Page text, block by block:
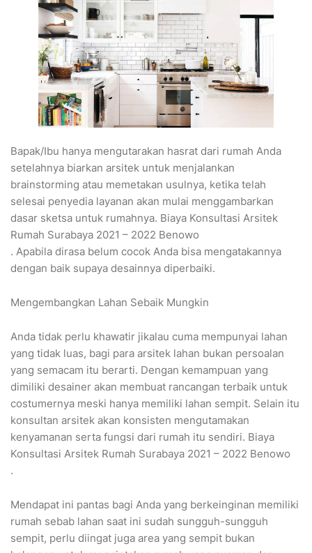
Bapak/Ibu hanya mengutarakan hasrat dari rumah Anda
setelahnya biarkan arsitek untuk menjalankan
brainstorming atau memetakan usulnya, ketika telah
selesai penyedia layanan akan mulai menggambarkan
dasar sketsa untuk rumahnya. Biaya Konsultasi Arsitek
Rumah Surabaya 2021 – 2022 Benowo
. Apabila dirasa belum cocok Anda bisa mengatakannya
dengan baik supaya desainnya diperbaiki.
Mengembangkan Lahan Sebaik Mungkin
Anda tidak perlu khawatir jikalau cuma mempunyai lahan
yang tidak luas, bagi para arsitek lahan bukan persoalan
yang semacam itu berarti. Dengan kemampuan yang
dimiliki desainer akan membuat rancangan terbaik untuk
costumernya meski hanya memiliki lahan sempit. Selain itu
konsultan arsitek akan konsisten mengutamakan
kenyamanan serta fungsi dari rumah itu sendiri. Biaya
Konsultasi Arsitek Rumah Surabaya 2021 – 2022 Benowo
.
Mendapat ini pantas bagi Anda yang berkeinginan memiliki
rumah sebab lahan saat ini sudah sungguh-sungguh
sempit, perlu diingat juga area yang sempit bukan